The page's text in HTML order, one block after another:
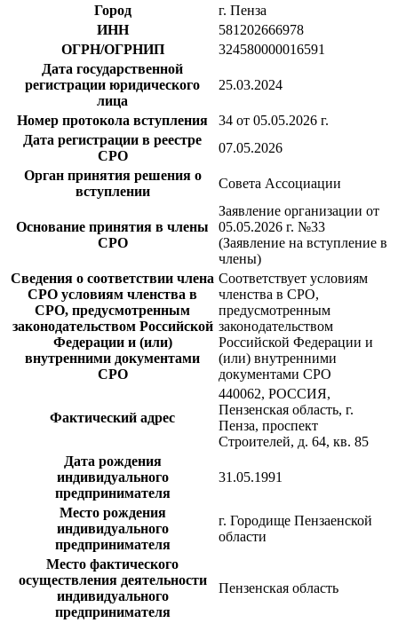
Город
г. Пенза
ИНН
581202666978
ОГРН/ОГРНИП
324580000016591
Дата государственной
регистрации юридического
лица
25.03.2024
Номер протокола вступления
34 от 05.05.2026 г.
Дата регистрации в реестре
СРО
07.05.2026
Орган принятия решения о
вступлении
Совета Ассоциации
Основание принятия в члены
СРО
Заявление организации от
05.05.2026 г. №33
(Заявление на вступление в
члены)
Сведения о соответствии члена
СРО условиям членства в
СРО, предусмотренным
законодательством Российской
Федерации и (или)
внутренними документами
СРО
Соответствует условиям
членства в СРО,
предусмотренным
законодательством
Российской Федерации и
(или) внутренними
документами СРО
Фактический адрес
440062, РОССИЯ,
Пензенская область, г.
Пенза, проспект
Строителей, д. 64, кв. 85
Дата рождения
индивидуального
предпринимателя
31.05.1991
Место рождения
индивидуального
предпринимателя
г. Городище Пензаенской
области
Место фактического
осуществления деятельности
индивидуального
предпринимателя
Пензенская область